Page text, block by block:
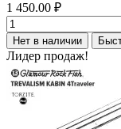
1 450.00 ₽
Нет в наличии
Лидер продаж!